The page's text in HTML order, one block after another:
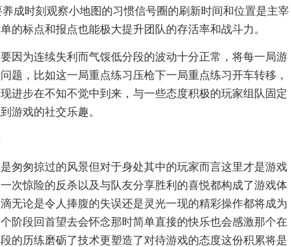
成时刻观察小地图的习惯信号圈的刷新时间和位置是主宰
的标点和报点也能极大提升团队的存活率和战斗力。
因为连续失利而气馁低分段的波动十分正常，将每一局游
题，比如这一局重点练习压枪下一局重点练习开车转移，
进步在不知不觉中到来，与一些态度积极的玩家组队固定
游戏的社交乐趣。
匆匆掠过的风景但对于身处其中的玩家而言这里才是游戏
次惊险的反杀以及与队友分享胜利的喜悦都构成了游戏体
无论是令人捧腹的失误还是灵光一现的精彩操作都将成为
阶段回首望去会怀念那时简单直接的快乐也会感激那个在
的历练磨砺了技术更塑造了对待游戏的态度这份积累将是